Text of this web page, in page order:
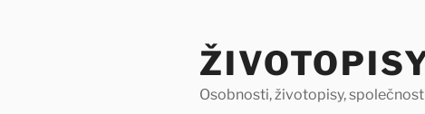
Osobnosti, životopisy, společnost